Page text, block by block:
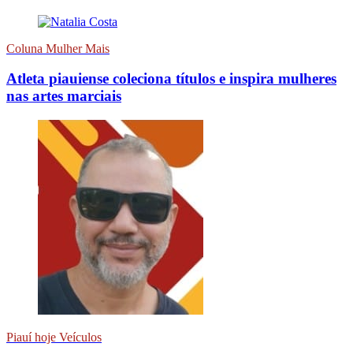
Coluna Mulher Mais
Atleta piauiense coleciona títulos e inspira mulheres
nas artes marciais
Piauí hoje Veículos